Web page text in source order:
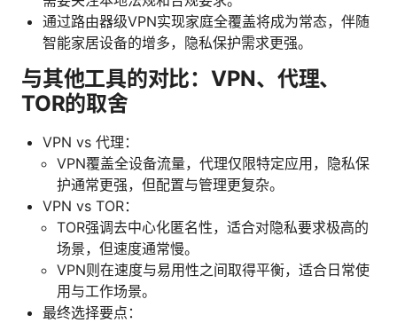
通过路由器级VPN实现家庭全覆盖将成为常态，伴随
智能家居设备的增多，隐私保护需求更强。
与其他工具的对比：VPN、代理、
TOR的取舍
VPN vs 代理：
VPN覆盖全设备流量，代理仅限特定应用，隐私保
护通常更强，但配置与管理更复杂。
VPN vs TOR：
TOR强调去中心化匿名性，适合对隐私要求极高的
场景，但速度通常慢。
VPN则在速度与易用性之间取得平衡，适合日常使
用与工作场景。
最终选择要点：